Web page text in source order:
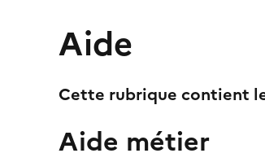
Aide
Cette rubrique contient
Aide métier